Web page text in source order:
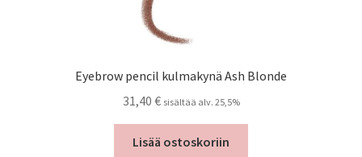
Eyebrow pencil kulmakynä Ash Blonde
31,40 € sisältää alv. 25,5%
Lisää ostoskoriin